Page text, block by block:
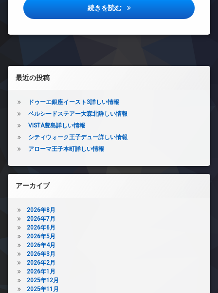
ラ
車
場
ミ
置
防
犯
カ
ラ
駐
駐
イ
バ
置
譲
賃
ボ
敷
地
内
ゴ
ミ
置
き
場
続きを読む プレミアムキューブ東十条ア
タ
エ
ベ
ー
オ
ー
ロ
ッ
ク
イ
ナ
ー
ズ
バ
イ
ク
置
き
左サイドバー
最近の投稿
ドゥーエ銀座イースト3詳しい情報
ベルシードステアー大森北詳しい情報
VISTA豊島詳しい情報
シティウォーク王子デュー詳しい情報
アローマ王子本町詳しい情報
アーカイブ
2026年8月
2026年7月
2026年6月
2026年5月
2026年4月
2026年3月
2026年2月
2026年1月
2025年12月
2025年11月